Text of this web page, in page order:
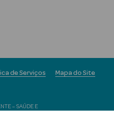
– SAÚDE E
de Serviços Mapa do Site